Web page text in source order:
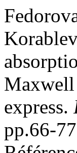
Maxwell
express.
pp.66-